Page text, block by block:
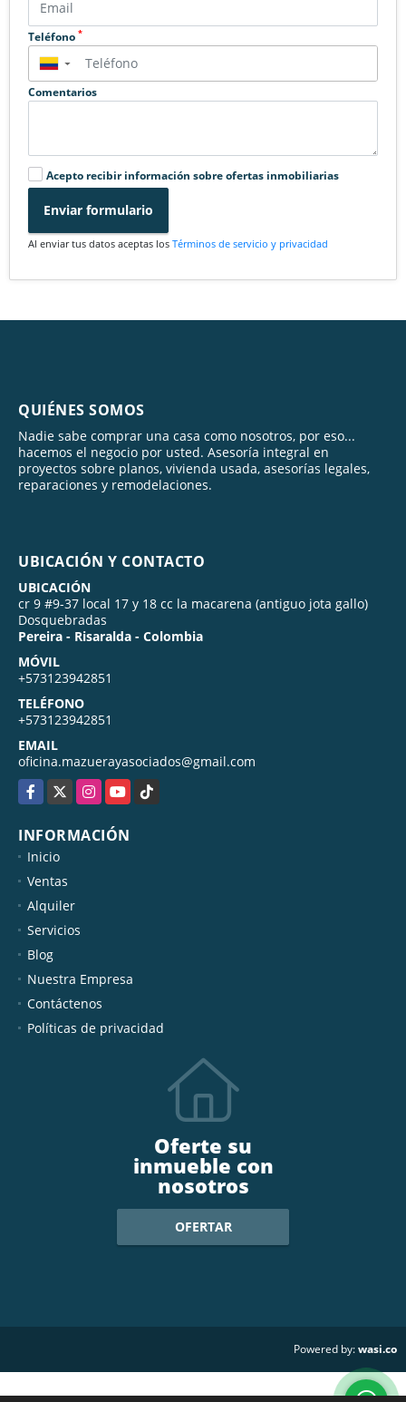
Teléfono *
▼
Comentarios
Acepto recibir información sobre ofertas inmobiliarias
Enviar formulario
Al enviar tus datos aceptas los Términos de servicio y privacidad
QUIÉNES SOMOS
Nadie sabe comprar una casa como nosotros, por eso...
hacemos el negocio por usted. Asesoría integral en
proyectos sobre planos, vivienda usada, asesorías legales,
reparaciones y remodelaciones.
UBICACIÓN Y CONTACTO
UBICACIÓN
cr 9 #9-37 local 17 y 18 cc la macarena (antiguo jota gallo)
Dosquebradas
Pereira - Risaralda - Colombia
MÓVIL
+573123942851
TELÉFONO
+573123942851
EMAIL
oficina.mazuerayasociados@gmail.com
Facebook
X InstagramYouTubeTikTok
INFORMACIÓN
Inicio
Ventas
Alquiler
Servicios
Blog
Nuestra Empresa
Contáctenos
Políticas de privacidad
Oferte su
inmueble con
nosotros
OFERTAR
Powered by:wasi.co